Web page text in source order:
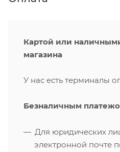
Картой или
магазина
У нас есть терминалы
Безналичным
Для юридических
электронной почте